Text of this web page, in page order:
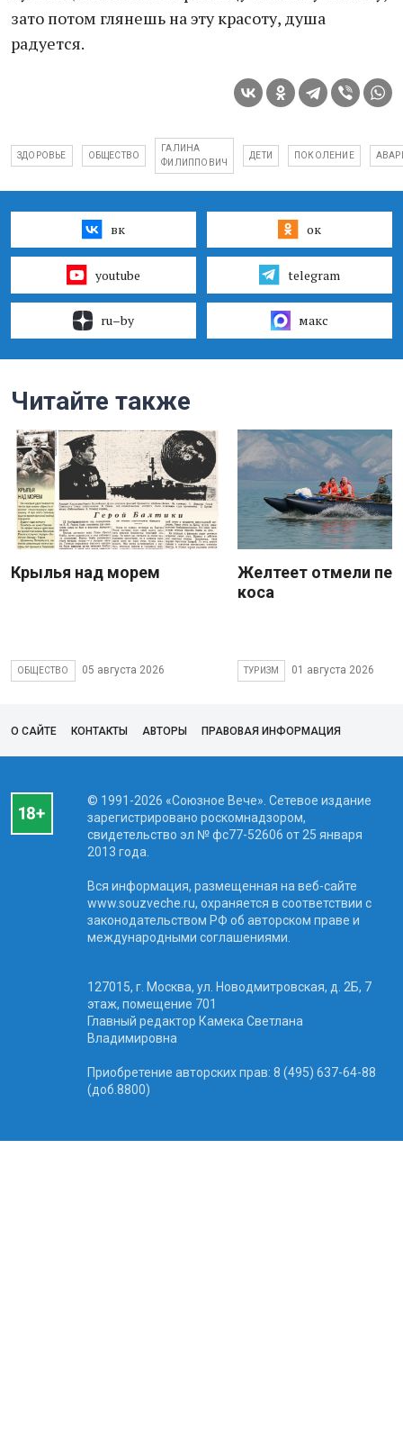
зато потом глянешь на эту красоту, душа
радуется.
ЗДОРОВЬЕ ОБЩЕСТВО
ГАЛИНА
ФИЛИППОВИЧ
ДЕТИ ПОКОЛЕНИЕ
вк ок
youtube telegram
ru–by макс
Читайте также
Крылья над морем
ОБЩЕСТВО 05 августа 2026
Желтеет отмели
коса
ТУРИЗМ 01 августа 2026
О САЙТЕ КОНТАКТЫ АВТОРЫ ПРАВОВАЯ ИНФОРМАЦИЯ
© 1991-2026 «Союзное Вече». Сетевое издание
зарегистрировано роскомнадзором,
свидетельство эл № фc77-52606 от 25 января
2013 года.
Вся информация, размещенная на веб-сайте
www.souzveche.ru, охраняется в соответствии с
законодательством РФ об авторском праве и
международными соглашениями.
127015, г. Москва, ул. Новодмитровская, д. 2Б, 7
этаж, помещение 701
Главный редактор Камека Светлана
Владимировна
Приобретение авторских прав: 8 (495) 637-64-88
(доб.8800)